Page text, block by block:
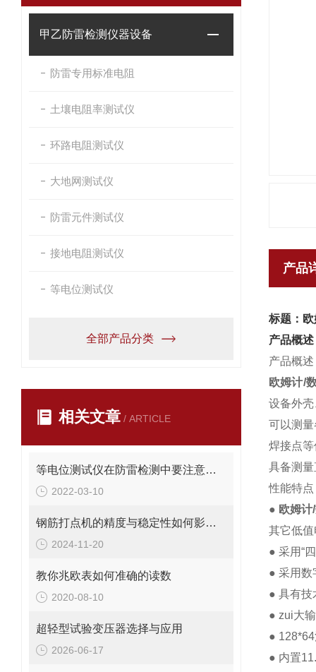
甲乙防雷检测仪器设备
防雷专用标准电阻
土壤电阻率测试仪
环路电阻测试仪
大地网测试仪
防雷元件测试仪
接地电阻测试仪
等电位测试仪
全部产品分类
相关文章 / ARTICLE
等电位测试仪在防雷检测中要注意的事项
2022-03-10
钢筋打点机的精度与稳定性如何影响施工质量？
2024-11-20
教你兆欧表如何准确的读数
2020-08-10
超轻型试验变压器选择与应用
2026-06-17
产品
标题：
产品概述
产品概述
欧姆计/
设备外
可以测
焊接点
具备测
性能特点
● 欧姆
其它低
● 采用“
● 采用数
● 具有技
● zui大
●
● 内置